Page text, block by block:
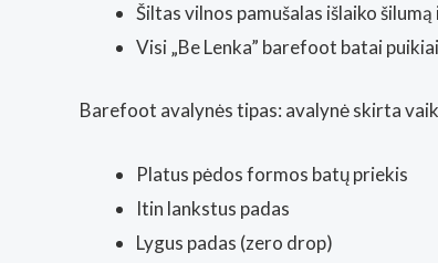
Šiltas vilnos pamušalas išlaiko
Visi „Be Lenka” barefoot batai
Barefoot avalynės tipas: avalynė skirta
Platus pėdos formos batų priekis
Itin lankstus padas
Lygus padas (zero drop)